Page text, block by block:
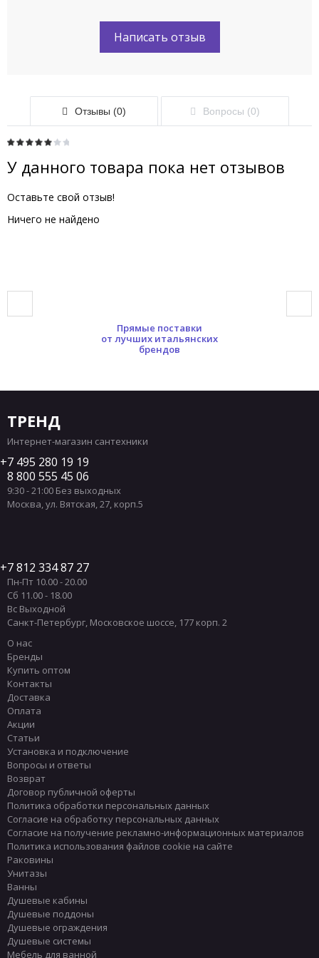
Написать отзыв
Отзывы (0) Вопросы (0)
У данного товара пока нет отзывов
Оставьте свой отзыв!
Ничего не найдено
Прямые поставки
от лучших итальянских
брендов
ТРЕНД
Интернет-магазин сантехники
7 495 280 19 19
8 800 555 45 06
9:30 - 21:00 Без выходных
Москва,ул. Вятская, 27, корп.5
7 812 334 87 27
Пн-Пт 10.00 - 20.00
Сб 11.00 - 18.00
Вс Выходной
Санкт-Петербург, Московское шоссе, 177 корп. 2
О нас
Бренды
Купить оптом
Контакты
Доставка
Оплата
Акции
Статьи
Установка и подключение
Вопросы и ответы
Возврат
Договор публичной оферты
Политика обработки персональных данных
Согласие на обработку персональных данных
Согласие на получение рекламно-информационных материалов
Политика использования файлов cookie на сайте
Раковины
Унитазы
Ванны
Душевые кабины
Душевые поддоны
Душевые ограждения
Душевые системы
Мебель для ванной